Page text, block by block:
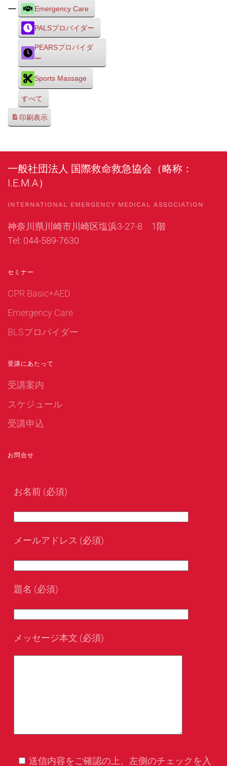
ー
Emergency Care
PALSプロバイダー
PEARSプロバイダ
ー
Sports Massage
すべて
印刷表示
一般社団法人 国際救命救急協会（略称：
I.E.M.A）
INTERNATIONAL EMERGENCY MEDICAL ASSOCIATION
神奈川県川崎市川崎区塩浜3-27-8 1階
Tel: 044-589-7630
セミナー
CPR Basic+AED
Emergency Care
BLSプロバイダー
受講にあたって
受講案内
スケジュール
受講申込
お問合せ
お名前 (必須)
メールアドレス (必須)
題名 (必須)
メッセージ本文 (必須)
送信内容をご確認の上、左側のチェックを入